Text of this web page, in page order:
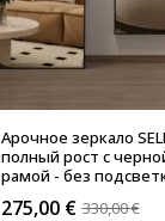
Арочное зеркало
полный рост с
рамой - без
330,00€
275,00 €